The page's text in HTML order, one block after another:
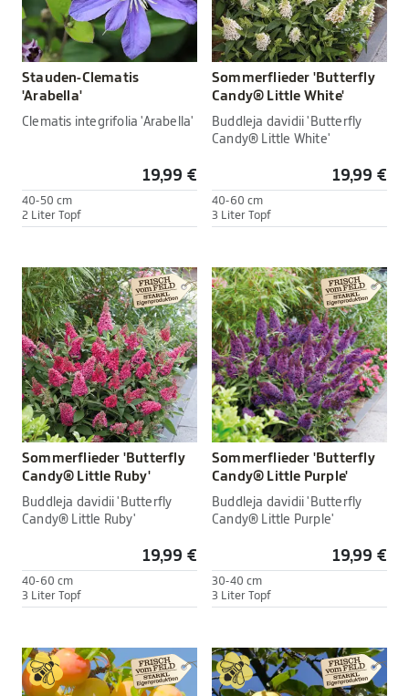
Stauden-Clematis
'Arabella'
Clematis integrifolia 'Arabella'
19,99 €
40-50 cm
2 Liter Topf
Sommerflieder 'Butterfly
Candy® Little White'
Buddleja davidii 'Butterfly
Candy® Little White'
19,99 €
40-60 cm
3 Liter Topf
Sommerflieder 'Butterfly
Candy® Little Ruby'
Buddleja davidii 'Butterfly
Candy® Little Ruby'
19,99 €
40-60 cm
3 Liter Topf
Sommerflieder 'Butterfly
Candy® Little Purple'
Buddleja davidii 'Butterfly
Candy® Little Purple'
19,99 €
30-40 cm
3 Liter Topf